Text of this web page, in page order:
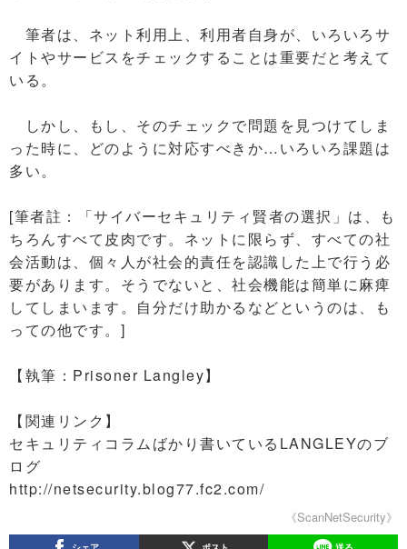
筆者は、ネット利用上、利用者自身が、いろいろサ
イトやサービスをチェックすることは重要だと考えて
いる。
しかし、もし、そのチェックで問題を見つけてしま
った時に、どのように対応すべきか…いろいろ課題は
多い。
[筆者註：「サイバーセキュリティ賢者の選択」は、も
ちろんすべて皮肉です。ネットに限らず、すべての社
会活動は、個々人が社会的責任を認識した上で行う必
要があります。そうでないと、社会機能は簡単に麻痺
してしまいます。自分だけ助かるなどというのは、も
っての他です。]
【執筆：Prisoner Langley】
【関連リンク】
セキュリティコラムばかり書いているLANGLEYのブ
ログ
http://netsecurity.blog77.fc2.com/
《ScanNetSecurity》
シェア ポスト 送る